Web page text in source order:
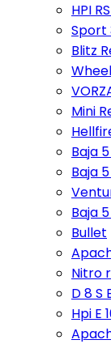
HPI
Sport
Blitz
Mini
Baja
Baja
Baja
Bullet
Nitro
D 8 S
Hpi E